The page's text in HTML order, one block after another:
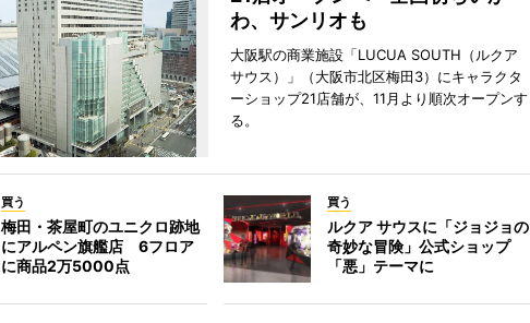
わ、サンリオも
大阪駅の商業施設「LUCUA SOUTH（ルクア
サウス）」（大阪市北区梅田3）にキャラクタ
ーショップ21店舗が、11月より順次オープンす
る。
買う
梅田・茶屋町のユニクロ跡地
にアルペン旗艦店 6フロア
に商品2万5000点
買う
ルクア サウスに「ジョジョの
奇妙な冒険」公式ショップ
「悪」テーマに